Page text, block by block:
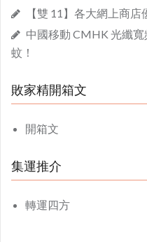
【雙 11】各大網上商店
中國移動 CMHK 光纖
蚊！
敗家精開箱文
開箱文
集運推介
轉運四方